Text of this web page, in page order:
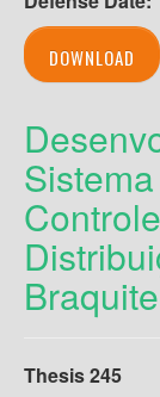
DOWNLOAD
Thesis 245